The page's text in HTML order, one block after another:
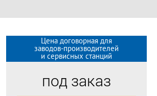
Цена договорная для
заводов-производителей
и сервисных станций
под заказ